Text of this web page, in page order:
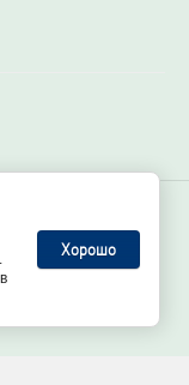
защищены.
Хорошо